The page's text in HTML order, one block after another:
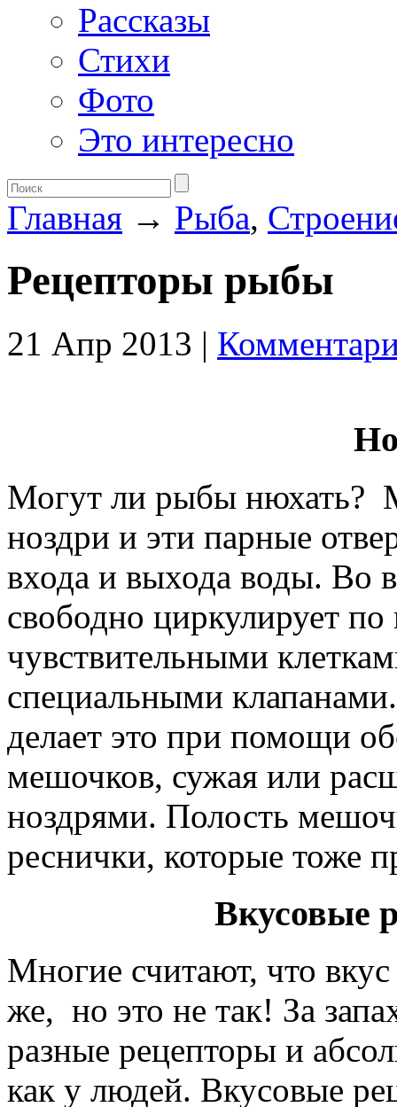
Рассказы
Стихи
Фото
Это интересно
Главная → Рыба,
Рецепторы рыбы
21 Апр 2013 |
Могут ли рыбы нюхать?
ноздри и эти парные
входа и выхода воды. Во
свободно циркулирует
чувствительными
специальными
делает это при помощи
мешочков, сужая или
ноздрями. Полость
реснички, которые тоже
Вкусовые
Многие считают, что
же, но это не так! За
разные рецепторы и
как у людей. Вкусовые